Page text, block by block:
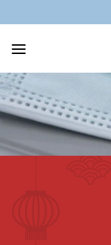
to
content